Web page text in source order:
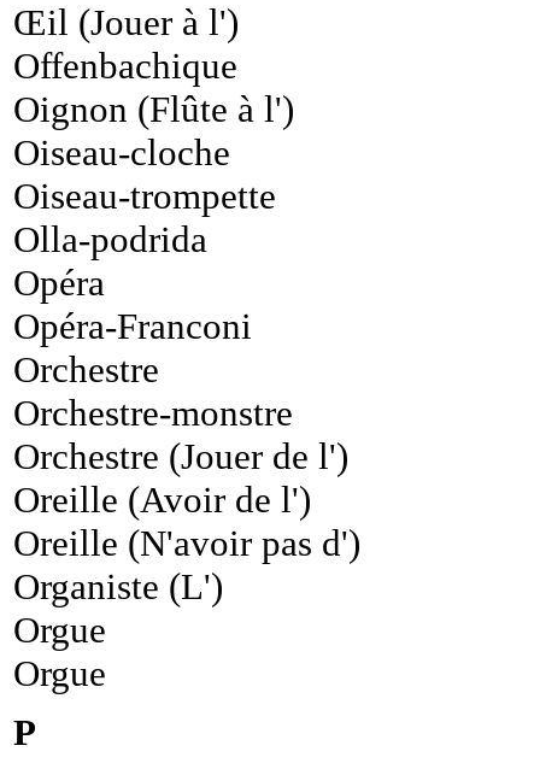
Œil (Jouer à l')
Offenbachique
Oignon (Flûte à l')
Oiseau-cloche
Oiseau-trompette
Olla-podrida
Opéra
Opéra-Franconi
Orchestre
Orchestre-monstre
Orchestre (Jouer de l')
Oreille (Avoir de l')
Oreille (N'avoir pas d')
Organiste (L')
Orgue
Orgue
P